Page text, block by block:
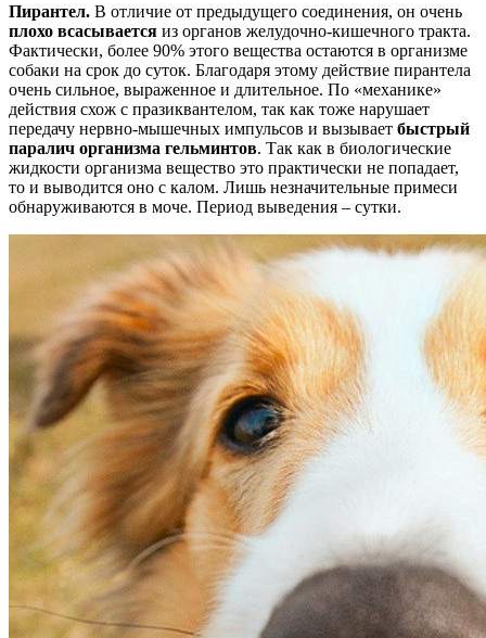
Пирантел. В отличие от предыдущего соединения, он очень
плохо всасывается из органов желудочно-кишечного тракта.
Фактически, более 90% этого вещества остаются в организме
собаки на срок до суток. Благодаря этому действие пирантела
очень сильное, выраженное и длительное. По «механике»
действия схож с празиквантелом, так как тоже нарушает
передачу нервно-мышечных импульсов и вызывает быстрый
паралич организма гельминтов. Так как в биологические
жидкости организма вещество это практически не попадает,
то и выводится оно с калом. Лишь незначительные примеси
обнаруживаются в моче. Период выведения – сутки.